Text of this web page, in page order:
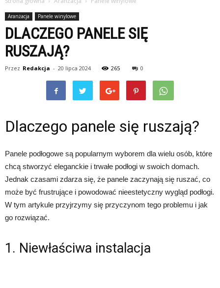
Aranżacja Panele winylowe
DLACZEGO PANELE SIĘ
RUSZAJĄ?
Przez Redakcja - 20 lipca 2024 265 0
Dlaczego panele się ruszają?
Panele podłogowe są popularnym wyborem dla wielu osób, które
chcą stworzyć eleganckie i trwałe podłogi w swoich domach.
Jednak czasami zdarza się, że panele zaczynają się ruszać, co
może być frustrujące i powodować nieestetyczny wygląd podłogi.
W tym artykule przyjrzymy się przyczynom tego problemu i jak
go rozwiązać.
1. Niewłaściwa instalacja